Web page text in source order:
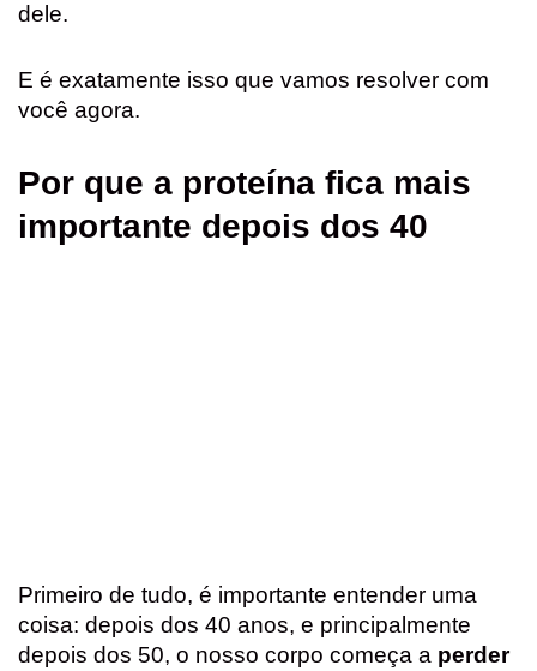
dele.
E é exatamente isso que vamos resolver com
você agora.
Por que a proteína fica mais
importante depois dos 40
Primeiro de tudo, é importante entender uma
coisa: depois dos 40 anos, e principalmente
depois dos 50, o nosso corpo começa a perder